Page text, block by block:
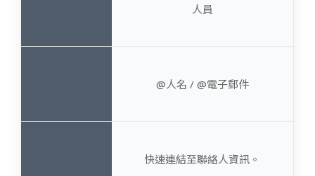
人員
@人名 / @電子郵件
快速連結至聯絡人資訊。